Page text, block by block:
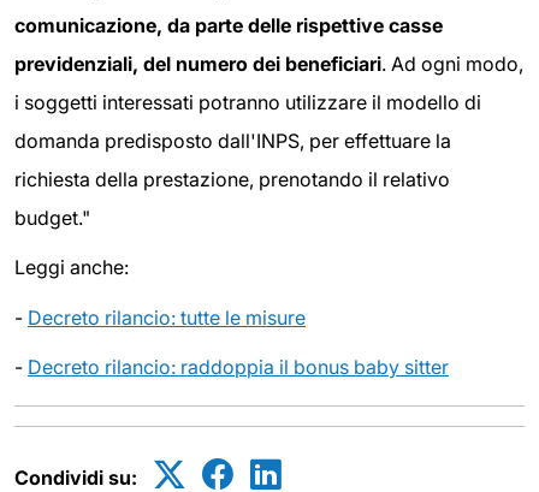
comunicazione, da parte delle rispettive casse
previdenziali, del numero dei beneficiari. Ad ogni modo,
i soggetti interessati potranno utilizzare il modello di
domanda predisposto dall'INPS, per effettuare la
richiesta della prestazione, prenotando il relativo
budget."
Leggi anche:
- Decreto rilancio: tutte le misure
- Decreto rilancio: raddoppia il bonus baby sitter
Condividi su: